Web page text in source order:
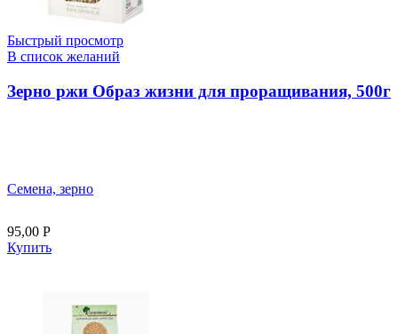
Быстрый просмотр
В список желаний
Зерно ржи Образ жизни для проращивания, 500г
Семена, зерно
95,00 Р
Купить